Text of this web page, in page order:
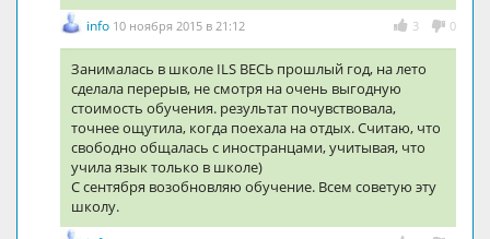
3 0
info 10 ноября 2015 в 21:12
Занималась в школе ILS ВЕСЬ прошлый год, на лето
сделала перерыв, не смотря на очень выгодную
стоимость обучения. результат почувствовала,
точнее ощутила, когда поехала на отдых. Считаю, что
свободно общалась с иностранцами, учитывая, что
учила язык только в школе)
С сентября возобновляю обучение. Всем советую эту
школу.